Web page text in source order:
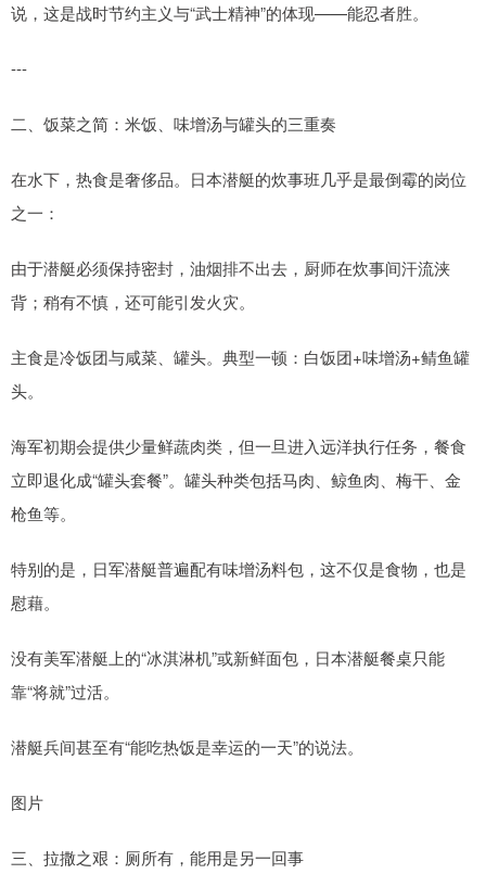
说，这是战时节约主义与“武士精神”的体现——能忍者胜。
---
二、饭菜之简：米饭、味增汤与罐头的三重奏
在水下，热食是奢侈品。日本潜艇的炊事班几乎是最倒霉的岗位
之一：
由于潜艇必须保持密封，油烟排不出去，厨师在炊事间汗流浃
背；稍有不慎，还可能引发火灾。
主食是冷饭团与咸菜、罐头。典型一顿：白饭团+味增汤+鲭鱼罐
头。
海军初期会提供少量鲜蔬肉类，但一旦进入远洋执行任务，餐食
立即退化成“罐头套餐”。罐头种类包括马肉、鲸鱼肉、梅干、金
枪鱼等。
特别的是，日军潜艇普遍配有味增汤料包，这不仅是食物，也是
慰藉。
没有美军潜艇上的“冰淇淋机”或新鲜面包，日本潜艇餐桌只能
靠“将就”过活。
潜艇兵间甚至有“能吃热饭是幸运的一天”的说法。
图片
三、拉撒之艰：厕所有，能用是另一回事